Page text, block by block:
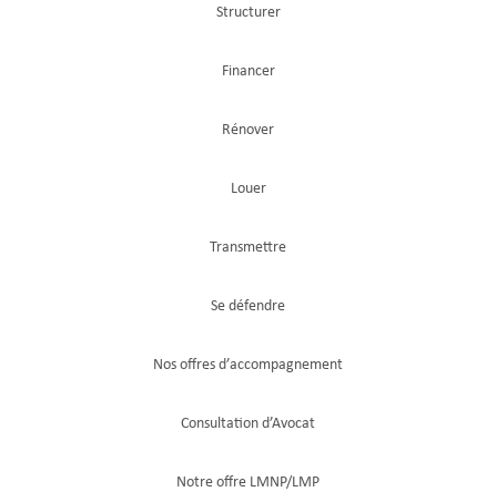
Structurer
Financer
Rénover
Louer
Transmettre
Se défendre
Nos offres d’accompagnement
Consultation d’Avocat
Notre offre LMNP/LMP